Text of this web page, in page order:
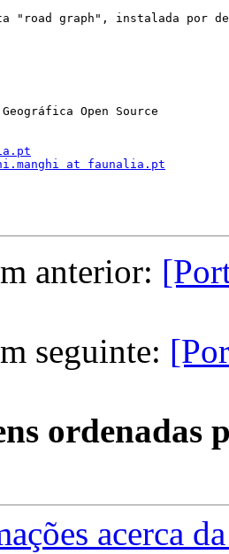
"road graph", instalada por
Open Source
at faunalia.pt
anterior:
seguinte:
ordenadas
acerca